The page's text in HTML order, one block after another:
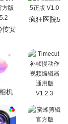
传安
疯狂医院5
机
费
Timecut补
帧慢动作